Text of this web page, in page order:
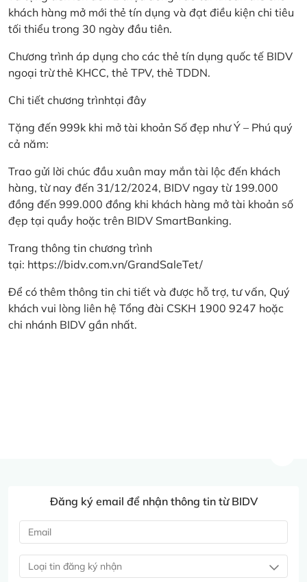
khách hàng mở mới thẻ tín dụng và đạt điều kiện chi tiêu
tối thiểu trong 30 ngày đầu tiên.
Chương trình áp dụng cho các thẻ tín dụng quốc tế BIDV
ngoại trừ thẻ KHCC, thẻ TPV, thẻ TDDN.
Chi tiết chương trìnhtại đây
Tặng đến 999k khi mở tài khoản Số đẹp như Ý – Phú quý
cả năm:
Trao gửi lời chúc đầu xuân may mắn tài lộc đến khách
hàng, từ nay đến 31/12/2024, BIDV ngay từ 199.000
đồng đến 999.000 đồng khi khách hàng mở tài khoản số
đẹp tại quầy hoặc trên BIDV SmartBanking.
Trang thông tin chương trình
tại: https://bidv.com.vn/GrandSaleTet/
Để có thêm thông tin chi tiết và được hỗ trợ, tư vấn, Quý
khách vui lòng liên hệ Tổng đài CSKH 1900 9247 hoặc
chi nhánh BIDV gần nhất.
Đăng ký email để nhận thông tin từ BIDV
Loại tin đăng ký nhận